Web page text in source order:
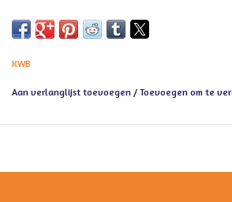
KWB
Aan verlanglijst toevoegen / Toevoegen om te